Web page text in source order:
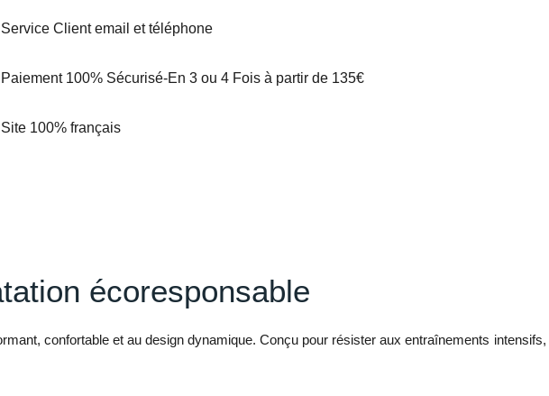
Service Client email et téléphone
Paiement 100% Sécurisé-En 3 ou 4 Fois à partir de 135€
Site 100% français
écoresponsable
confortable et au design dynamique. Conçu pour résister aux entraînements intensifs,